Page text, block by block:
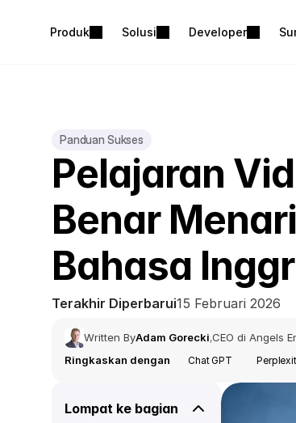
Produk Solusi Developer
Panduan Sukses
Pelajaran
Benar
Bahasa
Terakhir Diperbarui15 Februari 2026
Written ByAdam Gorecki,CEO di Angels
Ringkaskan dengan
Chat GPT
Lompat ke bagian